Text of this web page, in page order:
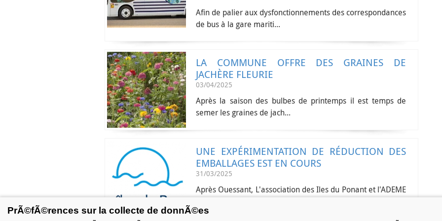
Afin de palier aux dysfonctionnements des correspondances
de bus à la gare mariti...
LA COMMUNE OFFRE DES GRAINES DE
JACHÈRE FLEURIE
03/04/2025
Après la saison des bulbes de printemps il est temps de
semer les graines de jach...
UNE EXPÉRIMENTATION DE RÉDUCTION DES
EMBALLAGES EST EN COURS
31/03/2025
Après Ouessant, L'association des Iles du Ponant et l'ADEME
PrÃ©fÃ©rences sur la collecte de donnÃ©es